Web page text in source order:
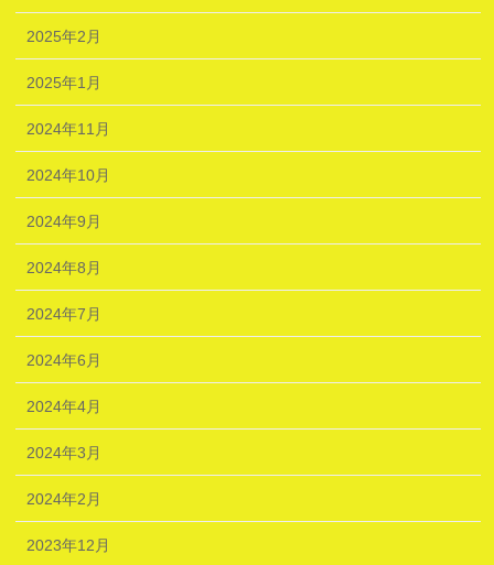
2025年2月
2025年1月
2024年11月
2024年10月
2024年9月
2024年8月
2024年7月
2024年6月
2024年4月
2024年3月
2024年2月
2023年12月